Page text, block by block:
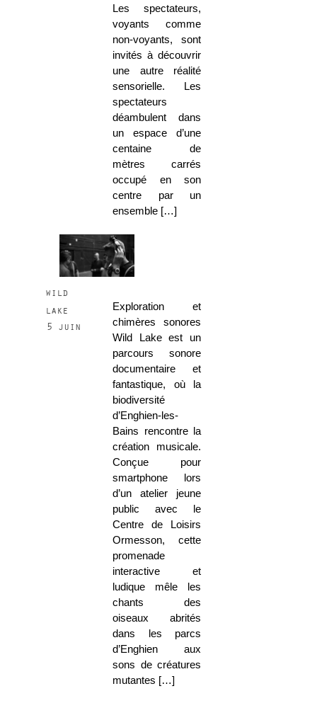
Les spectateurs,
voyants comme
non-voyants, sont
invités à découvrir
une autre réalité
sensorielle. Les
spectateurs
déambulent dans
un espace d’une
centaine de
mètres carrés
occupé en son
centre par un
ensemble […]
wild
lake
5 juin
Exploration et
chimères sonores
Wild Lake est un
parcours sonore
documentaire et
fantastique, où la
biodiversité
d’Enghien-les-
Bains rencontre la
création musicale.
Conçue pour
smartphone lors
d’un atelier jeune
public avec le
Centre de Loisirs
Ormesson, cette
promenade
interactive et
ludique mêle les
chants des
oiseaux abrités
dans les parcs
d’Enghien aux
sons de créatures
mutantes […]